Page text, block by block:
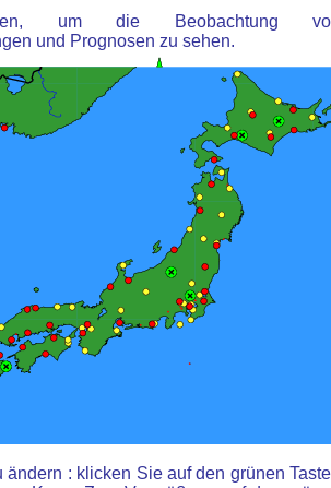
um die Beobachtung
und Prognosen zu sehen.
ändern : klicken Sie auf den grünen